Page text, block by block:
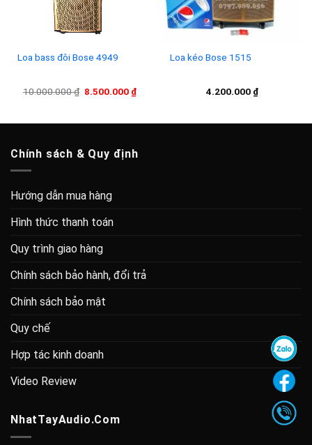
Loa bass đôi Bose 4949
10.000.000₫ Giá
8.500.000 ₫Giá
8.500.000 ₫.
Loa kéo Bose 1515
4.200.000 ₫
Chính sách & Quy định
Hướng dẫn mua hàng
Hình thức thanh toán
Quy trình giao hàng
Chính sách bảo hành, đổi trả
Chính sách bảo mật
Quy chế
Hợp tác kinh doanh
Video Review
NhatTayAudio.Com